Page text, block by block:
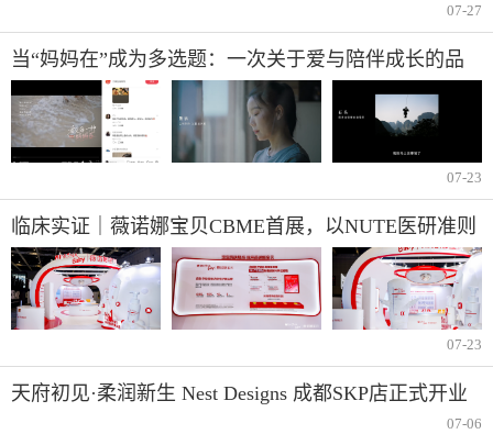
07-27
当“妈妈在”成为多选题：一次关于爱与陪伴成长的品
牌对话
07-23
临床实证｜薇诺娜宝贝CBME首展，以NUTE医研准则
打造儿童敏感肌肤专用洗沐产品
07-23
天府初见·柔润新生 Nest Designs 成都SKP店正式开业
07-06